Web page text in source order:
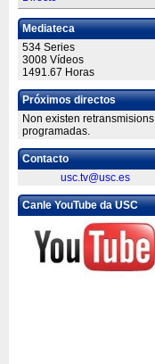
Mediateca
534 Series
3008 Vídeos
1491.67 Horas
Próximos directos
Non existen retransmisions
programadas.
Contacto
usc.tv@usc.es
Canle YouTube da USC